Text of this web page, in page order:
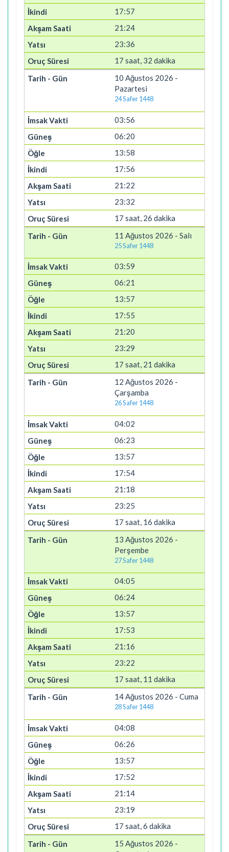
17:57
21:24
23:36
17 saat, 32 dakika
10 Ağustos 2026 -
Pazartesi
24 Safer 1448
03:56
06:20
13:58
17:56
21:22
23:32
17 saat, 26 dakika
11 Ağustos 2026 - Salı
25 Safer 1448
03:59
06:21
13:57
17:55
21:20
23:29
17 saat, 21 dakika
12 Ağustos 2026 -
Çarşamba
26 Safer 1448
04:02
06:23
13:57
17:54
21:18
23:25
17 saat, 16 dakika
13 Ağustos 2026 -
Perşembe
27 Safer 1448
04:05
06:24
13:57
17:53
21:16
23:22
17 saat, 11 dakika
14 Ağustos 2026 - Cuma
28 Safer 1448
04:08
06:26
13:57
17:52
21:14
23:19
17 saat, 6 dakika
15 Ağustos 2026 -